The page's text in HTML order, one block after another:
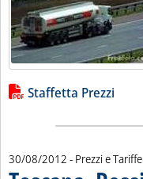
Lista allegati PDF
Staffetta Prezzi
30/08/2012 - Prezzi e